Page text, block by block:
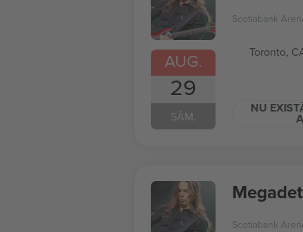
AUG.
29
SÂM.
Scotiabank
Toronto,
NU
Scotiabank